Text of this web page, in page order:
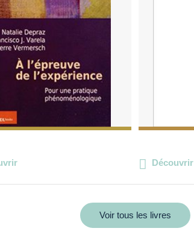
Découvrir
Voir tous les livres